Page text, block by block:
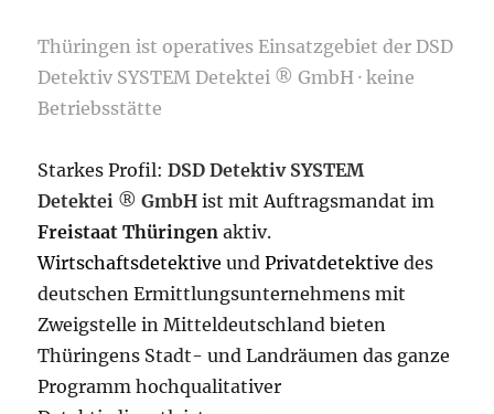
Thüringen ist operatives Einsatzgebiet der DSD
Detektiv SYSTEM Detektei ® GmbH · keine
Betriebsstätte
Starkes Profil:DSD Detektiv SYSTEM
Detektei ®GmbH ist mit Auftragsmandat im
Freistaat Thüringen aktiv.
WirtschaftsdetektiveundPrivatdetektive des
deutschen Ermittlungsunternehmens mit
Zweigstelle in Mitteldeutschland bieten
Thüringens Stadt- und Landräumen das ganze
Programm hochqualitativer